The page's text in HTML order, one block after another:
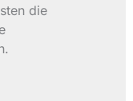
die